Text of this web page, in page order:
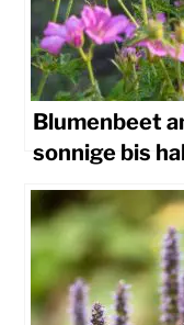
Blumenbeet
sonnige bis